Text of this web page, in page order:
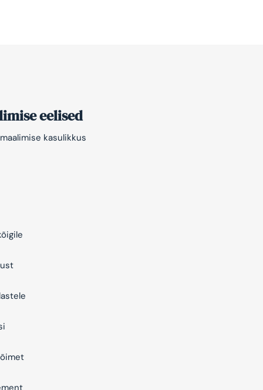
eelised
kasulikkus